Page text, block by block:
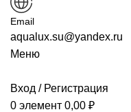
Email
aqualux.su@yandex.ru
Меню
Вход / Регистрация
0 элемент 0,00 ₽